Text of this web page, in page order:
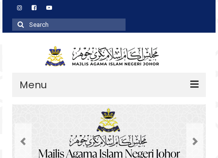
Search
for:
Menu
Agihan